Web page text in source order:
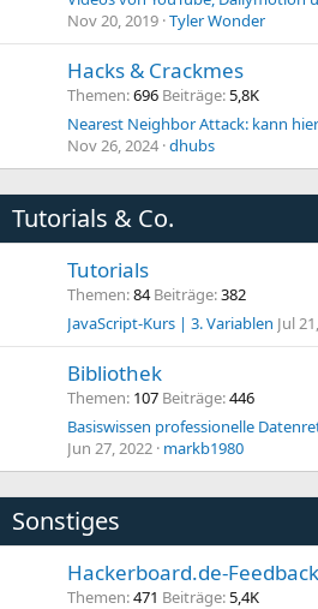
Nov 20, 2019 Tyler Wonder
Hacks & Crackmes
Themen 696 Beiträge 5,8K
Nov 26, 2024 dhubs
Tutorials & Co.
Tutorials
Themen 84 Beiträge 382
JavaScript-Kurs | 3. Variablen Jul
Bibliothek
Themen 107 Beiträge 446
Basiswissen professionelle
Jun 27, 2022 markb1980
Sonstiges
Hackerboard.de-Feedback
Themen 471 Beiträge 5,4K